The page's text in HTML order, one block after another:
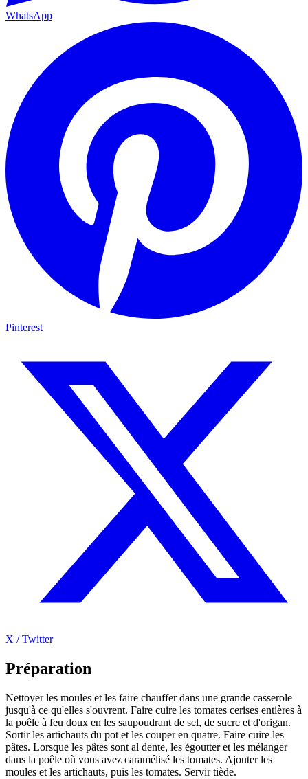
WhatsApp
Pinterest
X / Twitter
Préparation
Nettoyer les moules et les faire chauffer dans une grande casserole
jusqu'à ce qu'elles s'ouvrent. Faire cuire les tomates cerises entières à
la poêle à feu doux en les saupoudrant de sel, de sucre et d'origan.
Sortir les artichauts du pot et les couper en quatre. Faire cuire les
pâtes. Lorsque les pâtes sont al dente, les égoutter et les mélanger
dans la poêle où vous avez caramélisé les tomates. Ajouter les
moules et les artichauts, puis les tomates. Servir tiède.